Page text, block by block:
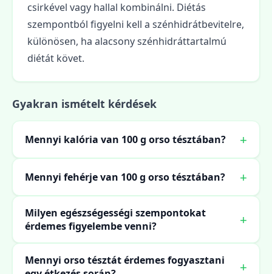
csirkével vagy hallal kombinálni. Diétás
szempontból figyelni kell a szénhidrátbevitelre,
különösen, ha alacsony szénhidráttartalmú
diétát követ.
Gyakran ismételt kérdések
Mennyi kalória van 100 g orso tésztában?
Mennyi fehérje van 100 g orso tésztában?
Milyen egészségességi szempontokat
érdemes figyelembe venni?
Mennyi orso tésztát érdemes fogyasztani